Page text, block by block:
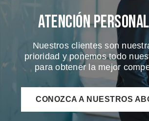
Atención
Nuestros clientes son
prioridad y ponemos todo
para obtener la mejor
CONOZCA A NUESTROS